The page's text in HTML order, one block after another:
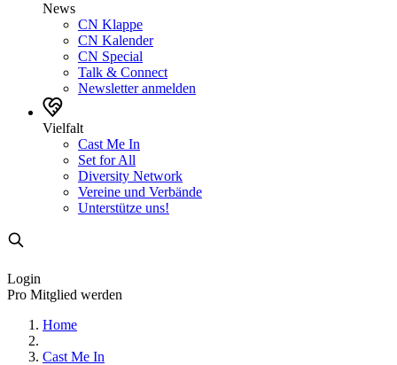
News
CN Klappe
CN Kalender
CN Special
Talk & Connect
Newsletter anmelden
Vielfalt
Cast Me In
Set for All
Diversity Network
Vereine und Verbände
Unterstütze uns!
Login
Pro Mitglied werden
Home
Cast Me In